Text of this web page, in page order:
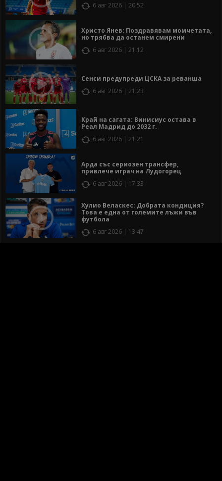
6 авг 2026 | 20:52
Христо Янев: Поздравявам момчетата,
но трябва да останем смирени
6 авг 2026 | 21:12
Сенси предупреди ЦСКА за реванша
6 авг 2026 | 21:23
Край на сагата: Винисиус остава в
Реал Мадрид до 2032 г.
6 авг 2026 | 21:21
Арда със сериозен трансфер,
привлече играч на Лудогорец
6 авг 2026 | 17:33
Хулио Веласкес: Добрата кондиция?
Това е една от големите лъжи във
футбола
6 авг 2026 | 13:47